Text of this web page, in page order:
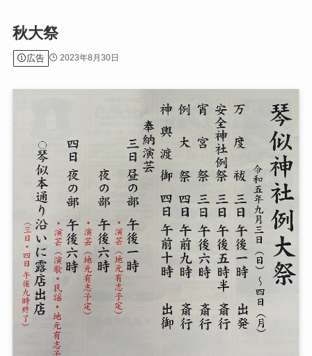
秋大祭
広告 2023年8月30日